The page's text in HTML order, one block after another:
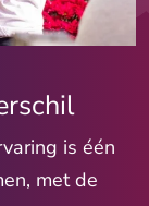
is één
met de